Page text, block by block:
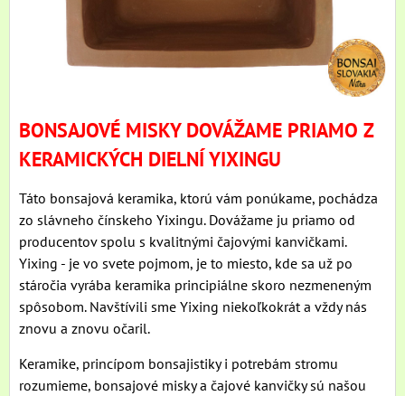
BONSAJOVÉ MISKY DOVÁŽAME PRIAMO Z
KERAMICKÝCH DIELNÍ YIXINGU
Táto bonsajová keramika, ktorú vám ponúkame, pochádza
zo slávneho čínskeho Yixingu. Dovážame ju priamo od
producentov spolu s kvalitnými čajovými kanvičkami.
Yixing - je vo svete pojmom, je to miesto, kde sa už po
stáročia vyrába keramika principiálne skoro nezmeneným
spôsobom. Navštívili sme Yixing niekoľkokrát a vždy nás
znovu a znovu očaril.
Keramike, princípom bonsajistiky i potrebám stromu
rozumieme, bonsajové misky a čajové kanvičky sú našou